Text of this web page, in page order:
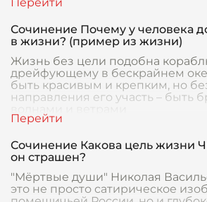
Сочинение Почему у человека
в жизни? (пример из жизни)
Жизнь без цели подобна
дрейфующему в бескрайнем
быть красивым и крепким, но
направления его участь – быть
Сочинение Какова цель жизни
он страшен?
"Мёртвые души" Николая
это не просто сатирическое